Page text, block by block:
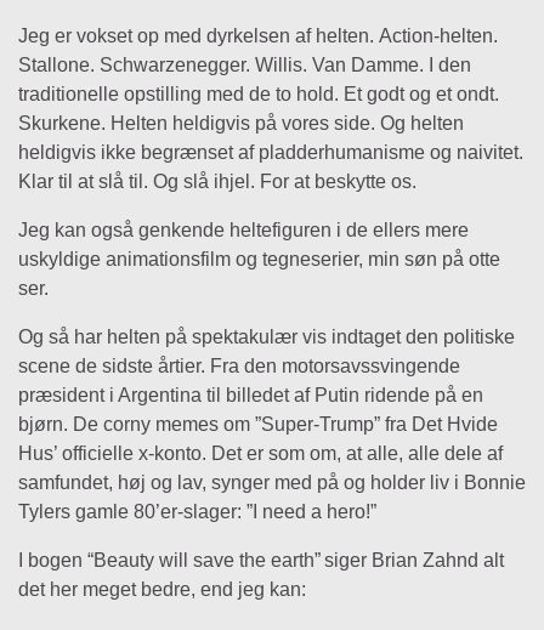
Jeg er vokset op med dyrkelsen af helten. Action-helten.
Stallone. Schwarzenegger. Willis. Van Damme. I den
traditionelle opstilling med de to hold. Et godt og et ondt.
Skurkene. Helten heldigvis på vores side. Og helten
heldigvis ikke begrænset af pladderhumanisme og naivitet.
Klar til at slå til. Og slå ihjel. For at beskytte os.
Jeg kan også genkende heltefiguren i de ellers mere
uskyldige animationsfilm og tegneserier, min søn på otte
ser.
Og så har helten på spektakulær vis indtaget den politiske
scene de sidste årtier. Fra den motorsavssvingende
præsident i Argentina til billedet af Putin ridende på en
bjørn. De corny memes om ”Super-Trump” fra Det Hvide
Hus’ officielle x-konto. Det er som om, at alle, alle dele af
samfundet, høj og lav, synger med på og holder liv i Bonnie
Tylers gamle 80’er-slager: ”I need a hero!”
I bogen “Beauty will save the earth”siger Brian Zahnd alt
det her meget bedre, end jeg kan: